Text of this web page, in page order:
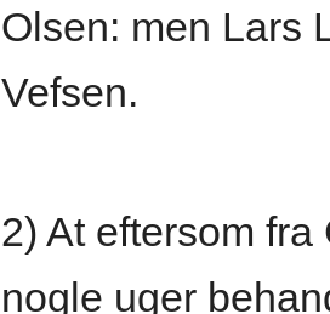
Olsen: men Lars
Vefsen.
2) At eftersom
nogle uger